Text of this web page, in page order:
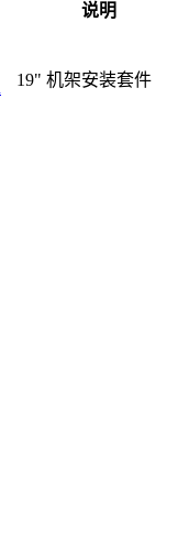
说明
19" 机架安装套件